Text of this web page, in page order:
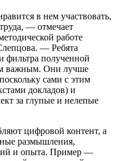
в нем участвовать,
— отмечает
работе
— Ребята
фильтра полученной
важным. Они лучше
сами с этим
докладов) и
за глупые и нелепые
цифровой контент, а
размышления,
и опыта. Пример —